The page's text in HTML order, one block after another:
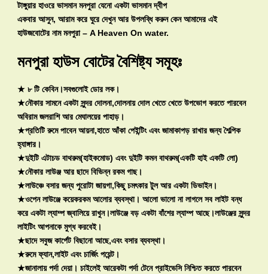
টাঙ্গুয়ার হাওরে ভাসমান মনপুরা যেনো একটা ভাসমান দ্বীপ
একবার আসুন, আরাম করে ঘুরে দেখুন আর উপলব্ধি করুন কেন আমাদের এই
হাউজবোটের নাম মনপুরা – A Heaven On water.
মনপুরা হাউস বোটেরবৈশিষ্ট্য সমূহঃ
★ ৮ টি কেবিন।সবগুলোই ডোর লক।
★নৌকার সামনে একটা সুন্দর দোলনা,দোলনায় দোল খেতে খেতে উপভোগ করতে পারবেন
অবিরাম জলরাশি আর মেঘালয়ের পাহাড়।
★প্রতিটি রুমে পাবেন আয়না,হাতে আঁকা পেইন্টিং এবং জামাকাপড় রাখার জন্য শৈল্পিক
হ্যাঙ্গার।
★দুইটি এটাচড বাথরুম(হাইকমোড) এবং দুইটি কমন বাথরুম(একটি হাই একটি লো)
★নৌকার লাউঞ্জ আর ছাদে বিভিন্ন রকম গাছ।
★লাউঞ্চে বসার জন্য পুরোটা জায়গা,কিছু চমৎকার টুল আর একটা ডিভাইন।
★ওপেন লাউঞ্জে কয়েকরকম আলোর ব্যবস্থা। আলো ভালো না লাগলে সব লাইট বন্ধ
করে একটা ল্যাম্প জ্বালিয়ে রাখুন।লাউঞ্জে বড় একটা বাঁশের ল্যাম্প আছে।লাউঞ্জের সুন্দর
লাইটিং আপনাকে মুগ্ধ করবেই।
★ছাদে সবুজ কার্পেট বিছানো আছে,এবং বসার ব্যবস্থা।
★রুমে ফ্যান,লাইট এবং চার্জিং পয়েন্ট।
★জানালায় পর্দা দেয়া। চাইলেই আরেকটা পর্দা টেনে প্রাইভেসি নিশ্চিত করতে পারবেন